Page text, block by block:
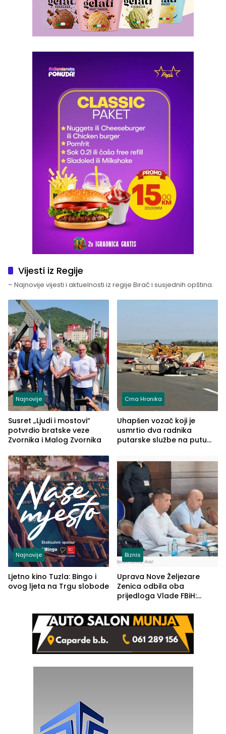
Vijesti iz Regije
– Najnovije vijesti i aktuelnosti iz regije Birač i susjednih opština.
Najnovije
Susret „Ljudi i mostovi“
potvrdio bratske veze
Zvornika i Malog Zvornika
Crna Hronika
Uhapšen vozač koji je
usmrtio dva radnika
putarske službe na putu
(FOTO)
Najnovije
Ljetno kino Tuzla: Bingo i
ovog ljeta na Trgu slobode
Biznis
Uprava Nove Željezare
Zenica odbila oba
prijedloga Vlade FBiH:
rješenje